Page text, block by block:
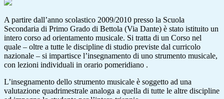
A partire dall’anno scolastico 2009/2010 presso la Scuola
Secondaria di Primo Grado di Bettola (Via Dante) è stato istituito un
intero corso ad orientamento musicale. Si tratta di un Corso nel
quale – oltre a tutte le discipline di studio previste dal curricolo
nazionale – si impartisce l’insegnamento di uno strumento musicale,
con lezioni individuali in orario pomeridiano .
L’insegnamento dello strumento musicale è soggetto ad una
valutazione quadrimestrale analoga a quella di tutte le altre discipline